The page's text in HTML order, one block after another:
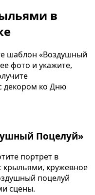
в
шаблон «Воздушный
фото и укажите,
декором ко Дню
Поцелуй»
портрет в
крыльями, кружевное
поцелуй
сцены.